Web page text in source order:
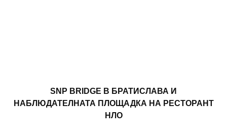
SNP BRIDGE В БРАТИСЛАВА И
НАБЛЮДАТЕЛНАТА ПЛОЩАДКА НА РЕСТОРАНТ
НЛО